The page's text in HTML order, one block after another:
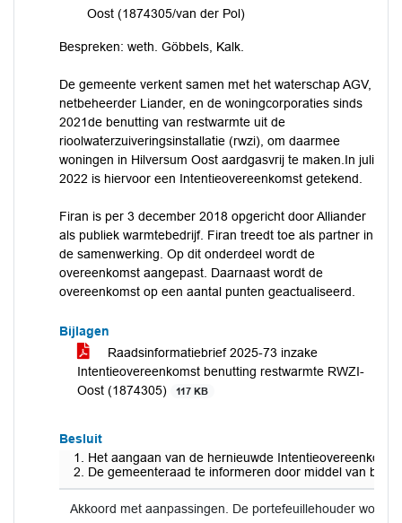
Oost (1874305/van der Pol)
Bespreken: weth. Göbbels, Kalk.
De gemeente verkent samen met het waterschap AGV,
netbeheerder Liander, en de woningcorporaties sinds
2021de benutting van restwarmte uit de
rioolwaterzuiveringsinstallatie (rwzi), om daarmee
woningen in Hilversum Oost aardgasvrij te maken.In juli
2022 is hiervoor een Intentieovereenkomst getekend.
Firan is per 3 december 2018 opgericht door Alliander
als publiek warmtebedrijf. Firan treedt toe als partner in
de samenwerking. Op dit onderdeel wordt de
overeenkomst aangepast. Daarnaast wordt de
overeenkomst op een aantal punten geactualiseerd.
Bijlagen
Raadsinformatiebrief 2025-73 inzake
Intentieovereenkomst benutting restwarmte RWZI-
Oost (1874305)
117 KB
Besluit
Het aangaan van de hernieuwde
De gemeenteraad te informeren door middel van
Akkoord met aanpassingen. De portefeuillehouder wordt